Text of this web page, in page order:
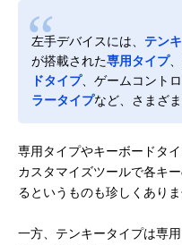
左手デバイスには、 テン
が搭載された専用タイプ
ドタイプ、ゲームコント
ラータイプなど、さまざ
専用タイプやキーボードタ
カスタマイズツールで各キ
るというものも珍しくありま
一方、テンキータイプは専